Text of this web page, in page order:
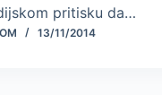
pritisku da…
13/11/2014